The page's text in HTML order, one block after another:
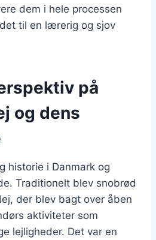
dem i hele processen
til en lærerig og sjov
på
og dens
historie i Danmark og
Traditionelt blev snobrød
der blev bagt over åben
aktiviteter som
lejligheder. Det var en